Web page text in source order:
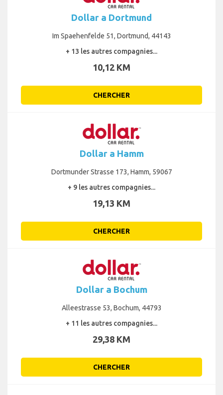
Dollar a Dortmund
Im Spaehenfelde 51, Dortmund, 44143
+ 13 les autres compagnies...
10,12 KM
CHERCHER
Dollar a Hamm
Dortmunder Strasse 173, Hamm, 59067
+ 9 les autres compagnies...
19,13 KM
CHERCHER
Dollar a Bochum
Alleestrasse 53, Bochum, 44793
+ 11 les autres compagnies...
29,38 KM
CHERCHER